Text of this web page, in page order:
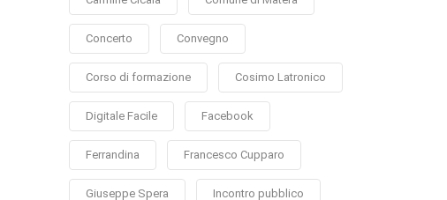
Concerto Convegno
Corso di formazione Cosimo Latronico
Digitale Facile Facebook
Ferrandina Francesco Cupparo
Giuseppe Spera Incontro pubblico